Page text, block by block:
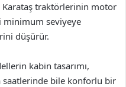
Karataş traktörlerinin motor
minimum seviyeye
düşürür.
kabin tasarımı,
saatlerinde bile konforlu bir